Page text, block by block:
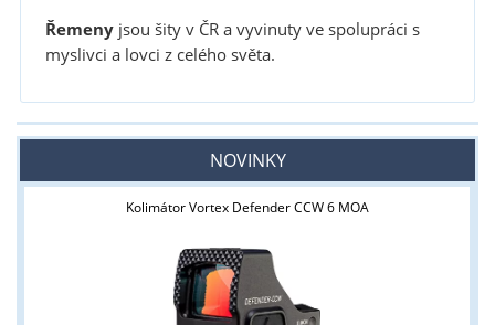
Řemenyjsou šity v ČR a vyvinuty ve spolupráci s
myslivci a lovci z celého světa.
NOVINKY
Kolimátor Vortex Defender CCW 6 MOA